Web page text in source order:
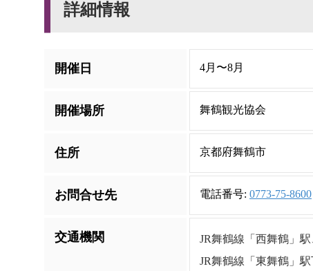
詳細情報
開催日 4月〜8月
開催場所 舞鶴観光協会
住所 京都府舞鶴市
お問合せ先 電話番号: 0773-75-8600
交通機関
JR舞鶴線「西舞鶴」
JR舞鶴線「東舞鶴」